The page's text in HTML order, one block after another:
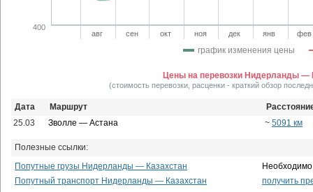
график изменения цены
авг сен окт ноя дек янв фев
400
Цены на перевозки Нидерланды —
(стоимость перевозки, расценки - краткий обзор
Дата Маршрут
25.03
Зволле — Астана ~ 5091 км
Полезные ссылки:
Попутные грузы Нидерланды — Казахстан
Попутный транспорт Нидерланды — Казахстан
получить